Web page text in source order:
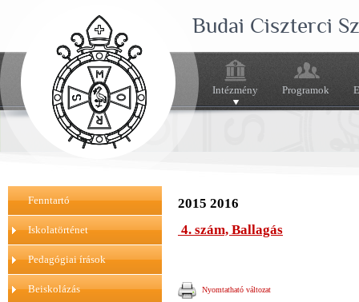
Budai Ciszterci
Intézmény Programok
Fenntartó
Iskolatörténet
Pedagógiai írások
Beiskolázás
2015 2016
4. szám, Ballagás
Nyomtatható változat